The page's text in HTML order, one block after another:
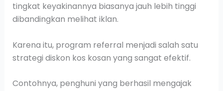
tingkat keyakinannya biasanya jauh lebih tinggi
dibandingkan melihat iklan.
Karena itu, program referral menjadi salah satu
strategi diskon kos kosan yang sangat efektif.
Contohnya, penghuni yang berhasil mengajak